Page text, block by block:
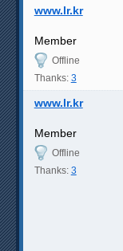
www.lr.kr
Member
Offline
Thanks: 3
www.lr.kr
Member
Offline
Thanks: 3